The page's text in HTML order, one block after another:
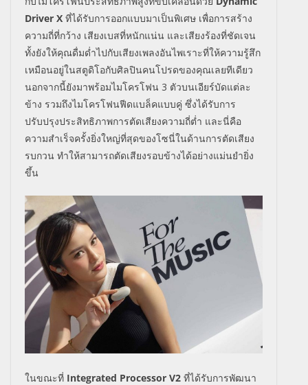
Driver X ที่ได้รับการออกแบบมาเป็นพิเศษ เพื่อการสร้าง
ความถี่ที่กว้าง เสียงเบสที่หนักแน่น และเสียงร้องที่ชัดเจน
ทั้งยังให้คุณดื่มด่ำไปกับเสียงเพลงอันไพเราะที่ให้ความรู้สึก
เหมือนอยู่ในสตูดิโอกับศิลปินคนโปรดของคุณเลยทีเดียว
นอกจากนี้ยังมาพร้อมไมโครโฟน 3 ตัวบนเอียร์บัดแต่ละ
ข้าง รวมถึงไมโครโฟนฟีดแบล็คแบบคู่ ซึ่งได้รับการ
ปรับปรุงประสิทธิภาพการตัดเสียงความถี่ต่ำ และนี่คือ
ความสำเร็จครั้งยิ่งใหญ่ที่สุดของโซนี่ในด้านการตัดเสียง
รบกวน ทำให้สามารถตัดเสียงรอบข้างได้อย่างแม่นยำยิ่ง
ขึ้น
ในขณะที่ Integrated Processor V2 ที่ได้รับการพัฒนา